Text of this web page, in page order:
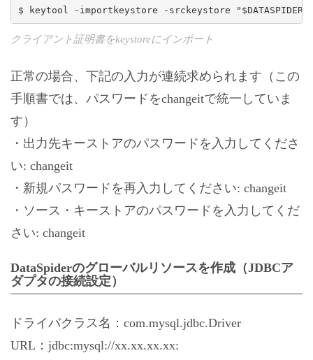
$ keytool -importkeystore -srckeystore
クライアント証明書をkeystoreにインポート
正常の場合、下記の入力が連続求められます（この
手順書では、パスワードをchangeitで統一していま
す）
・出力先キーストアのパスワードを入力してくださ
い: changeit
・新規パスワードを再入力してください: changeit
・ソース・キーストアのパスワードを入力してくだ
さい: changeit
DataSpiderのグローバルリソースを作成（JDBCア
ダプタの接続設定）
ドライバクラス名：com.mysql.jdbc.Driver
URL：jdbc:mysql://xx.xx.xx.xx: